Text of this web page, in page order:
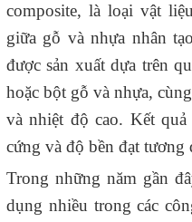
composite, là loại vật
giữa gỗ và nhựa nhân
được sản xuất dựa trên
hoặc bột gỗ và nhựa,
và nhiệt độ cao. Kết
cứng và độ bền đạt
Trong những năm gần
dụng nhiều trong các